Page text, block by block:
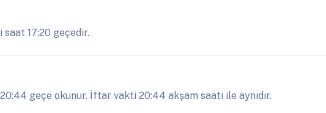
17:20 geçedir.
geçe okunur. İftar vakti 20:44 akşam saati ile aynıdır.